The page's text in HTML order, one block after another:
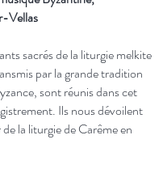
Vellas
sacrés de la liturgie melkite
par la grande tradition
sont réunis dans cet
Ils nous dévoilent
la liturgie de Carême en